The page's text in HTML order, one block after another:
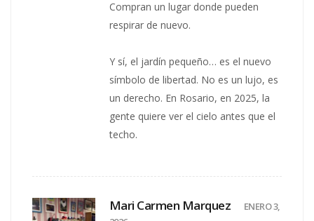
Compran un lugar donde pueden
respirar de nuevo.
Y sí, el jardín pequeño… es el nuevo
símbolo de libertad. No es un lujo, es
un derecho. En Rosario, en 2025, la
gente quiere ver el cielo antes que el
techo.
Mari Carmen Marquez
ENERO 3,